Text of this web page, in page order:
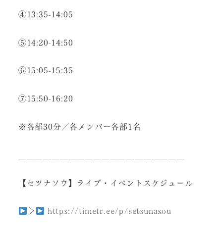
④13:35-14:05
⑤14:20-14:50
⑥15:05-15:35
⑦15:50-16:20
※各部30分／各メンバー各部1名
【セツナソウ】ライブ・イベントスケジュール
▷ https://timetr.ee/p/setsunasou